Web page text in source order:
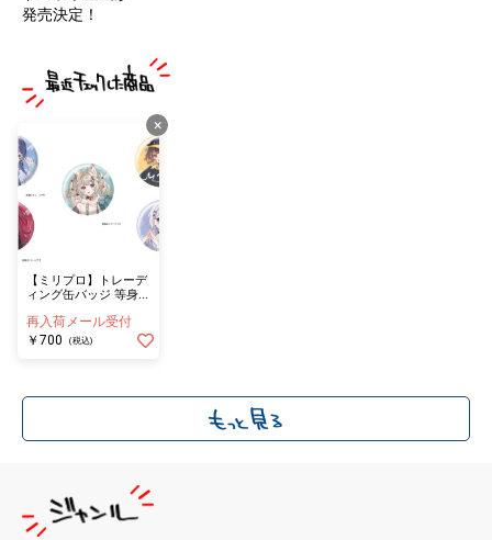
発売決定！
×
【ミリプロ】トレーデ
ィング缶バッジ 等身≪
ム）
再入荷メール受付
￥700
(税込)